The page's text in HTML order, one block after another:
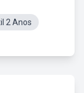
2 Anos